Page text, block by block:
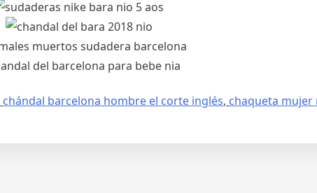
chándal barcelona hombre el corte inglés, chaqueta mujer